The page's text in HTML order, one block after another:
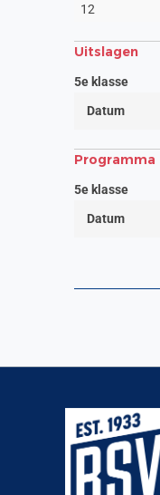
12
Uitslagen
5e klasse
Datum
Programma
5e klasse
Datum